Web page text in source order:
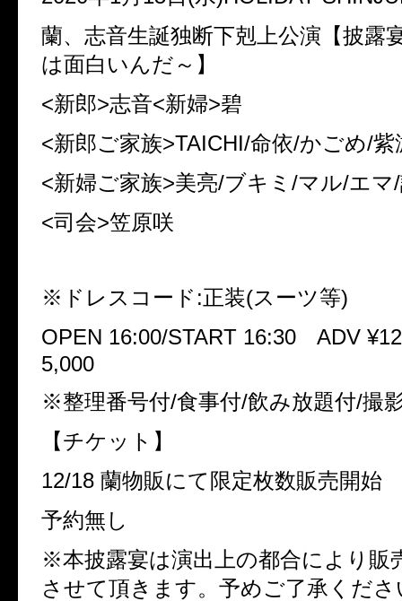
蘭、志音生誕独断下剋上公演【披露
は面白いんだ～】
<新郎>志音<新婦>碧
<新郎ご家族>TAICHI/命依/かごめ/
<新婦ご家族>美亮/ブキミ/マル/エマ
<司会>笠原咲
※ドレスコード:正装(スーツ等)
OPEN 16:00/START 16:30 ADV
5,000
※整理番号付/食事付/飲み放題付/撮
【チケット】
12/18 蘭物販にて限定枚数販売開始
予約無し
※本披露宴は演出上の都合により販
させて頂きます。予めご了承くださ